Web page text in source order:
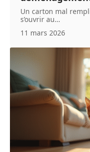
Un carton mal
s’ouvrir au…
11 mars 2026